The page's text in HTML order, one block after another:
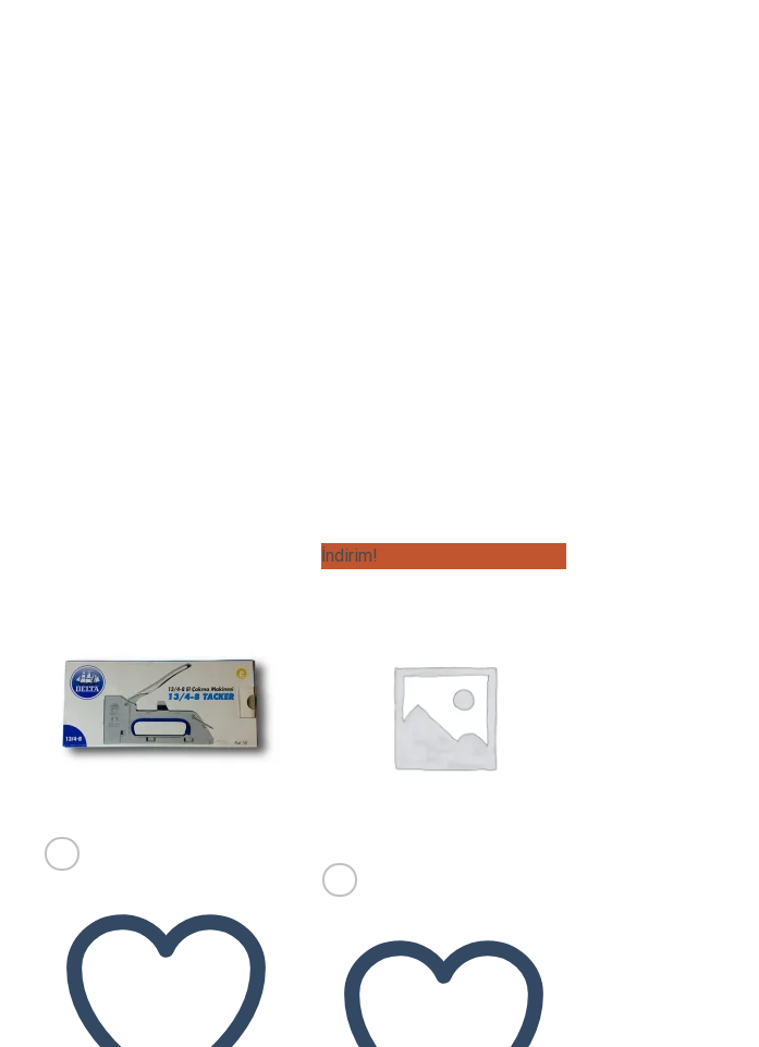
İndirim!